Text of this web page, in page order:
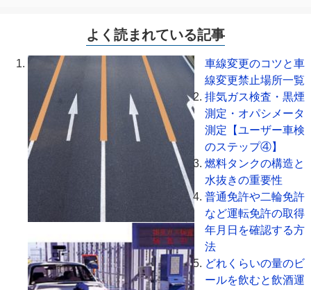
よく読まれている記事
車線変更のコツと車
線変更禁止場所一覧
排気ガス検査・黒煙
測定・オパシメータ
測定【ユーザー車検
のステップ④】
燃料タンクの構造と
水抜きの重要性
普通免許や二輪免許
など運転免許の取得
年月日を確認する方
法
どれくらいの量のビ
ールを飲むと飲酒運